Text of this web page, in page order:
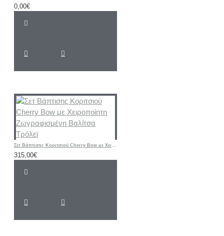
0,00€
Σετ Βάπτισης Κοριτσιού Cherry Bow με Χειροποίητη Ζωγραφισμένη Βαλίτσα Τρόλεϊ
315,00€